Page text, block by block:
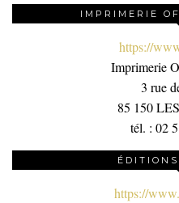
IMPRIMERIE
https://
Imprimerie
3 rue
85 150
tél. : 02
https://